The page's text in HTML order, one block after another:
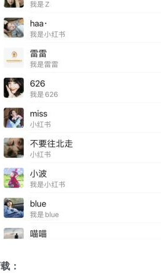
：